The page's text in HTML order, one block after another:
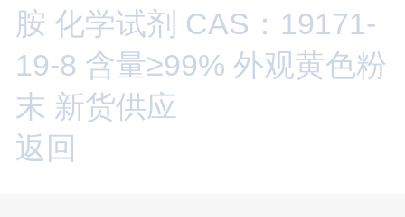
胺 化学试剂 CAS：19171-
19-8 含量≥99% 外观黄色粉
末 新货供应
返回